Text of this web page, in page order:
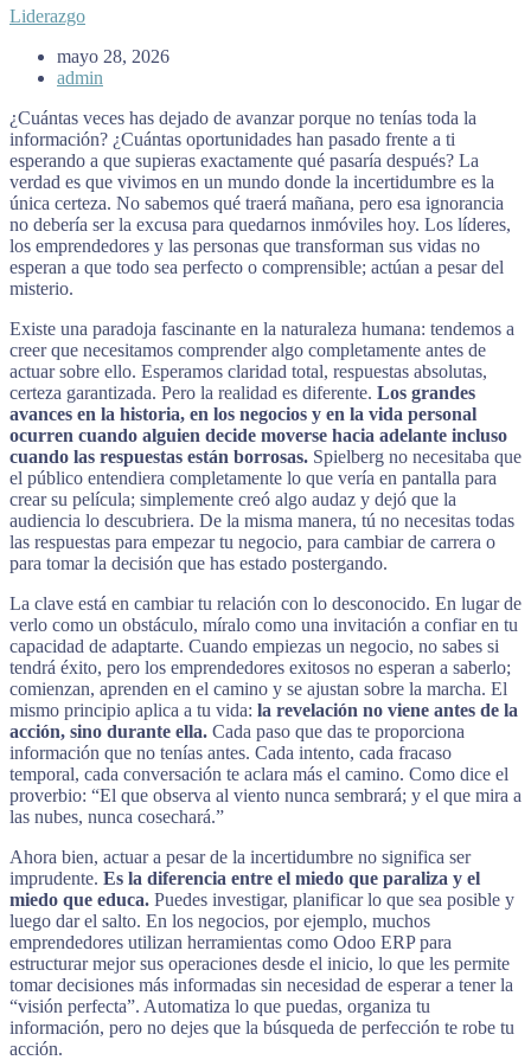
Liderazgo
mayo 28, 2026
admin
¿Cuántas veces has dejado de avanzar porque no tenías toda la
información? ¿Cuántas oportunidades han pasado frente a ti
esperando a que supieras exactamente qué pasaría después? La
verdad es que vivimos en un mundo donde la incertidumbre es la
única certeza. No sabemos qué traerá mañana, pero esa ignorancia
no debería ser la excusa para quedarnos inmóviles hoy. Los líderes,
los emprendedores y las personas que transforman sus vidas no
esperan a que todo sea perfecto o comprensible; actúan a pesar del
misterio.
Existe una paradoja fascinante en la naturaleza humana: tendemos a
creer que necesitamos comprender algo completamente antes de
actuar sobre ello. Esperamos claridad total, respuestas absolutas,
certeza garantizada. Pero la realidad es diferente. Los grandes
avances en la historia, en los negocios y en la vida personal
ocurren cuando alguien decide moverse hacia adelante incluso
cuando las respuestas están borrosas. Spielberg no necesitaba que
el público entendiera completamente lo que vería en pantalla para
crear su película; simplemente creó algo audaz y dejó que la
audiencia lo descubriera. De la misma manera, tú no necesitas todas
las respuestas para empezar tu negocio, para cambiar de carrera o
para tomar la decisión que has estado postergando.
La clave está en cambiar tu relación con lo desconocido. En lugar de
verlo como un obstáculo, míralo como una invitación a confiar en tu
capacidad de adaptarte. Cuando empiezas un negocio, no sabes si
tendrá éxito, pero los emprendedores exitosos no esperan a saberlo;
comienzan, aprenden en el camino y se ajustan sobre la marcha. El
mismo principio aplica a tu vida: la revelación no viene antes de la
acción, sino durante ella. Cada paso que das te proporciona
información que no tenías antes. Cada intento, cada fracaso
temporal, cada conversación te aclara más el camino. Como dice el
proverbio: “El que observa al viento nunca sembrará; y el que mira a
las nubes, nunca cosechará.”
Ahora bien, actuar a pesar de la incertidumbre no significa ser
imprudente. Es la diferencia entre el miedo que paraliza y el
miedo que educa. Puedes investigar, planificar lo que sea posible y
luego dar el salto. En los negocios, por ejemplo, muchos
emprendedores utilizan herramientas como Odoo ERP para
estructurar mejor sus operaciones desde el inicio, lo que les permite
tomar decisiones más informadas sin necesidad de esperar a tener la
“visión perfecta”. Automatiza lo que puedas, organiza tu
información, pero no dejes que la búsqueda de perfección te robe tu
acción.